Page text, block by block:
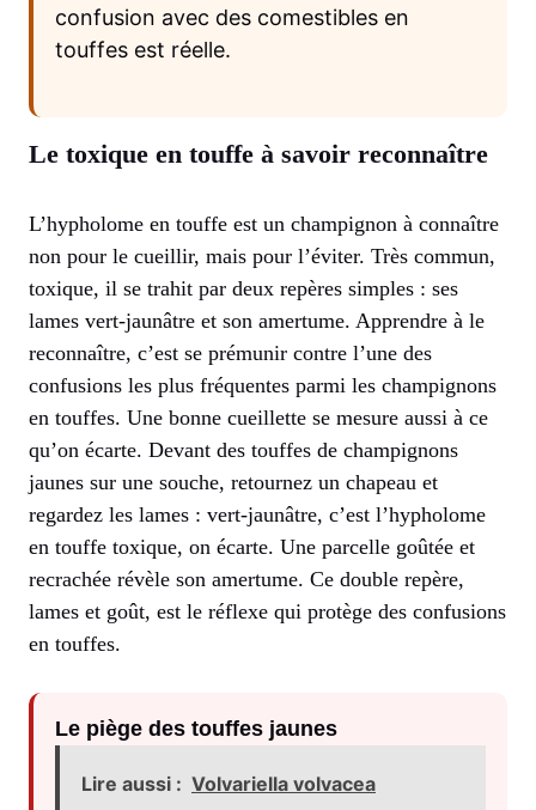
confusion avec des comestibles en
touffes est réelle.
Le toxique en touffe à savoir reconnaître
L’hypholome en touffe est un champignon à connaître
non pour le cueillir, mais pour l’éviter. Très commun,
toxique, il se trahit par deux repères simples : ses
lames vert-jaunâtre et son amertume. Apprendre à le
reconnaître, c’est se prémunir contre l’une des
confusions les plus fréquentes parmi les champignons
en touffes. Une bonne cueillette se mesure aussi à ce
qu’on écarte. Devant des touffes de champignons
jaunes sur une souche, retournez un chapeau et
regardez les lames : vert-jaunâtre, c’est l’hypholome
en touffe toxique, on écarte. Une parcelle goûtée et
recrachée révèle son amertume. Ce double repère,
lames et goût, est le réflexe qui protège des confusions
en touffes.
Le piège des touffes jaunes
Lire aussi : Volvariella volvacea